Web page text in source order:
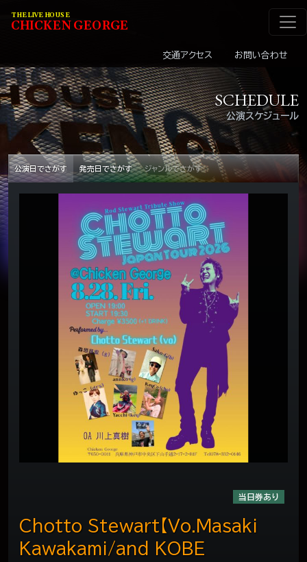
メインナビゲーショ
THE LIVE HOUSE
CHICKENGEORGE
交通アクセス お問い合わせ
公演スケジュール
SCHEDULE
公演日でさがす 発売日でさがす ジャンルでさがす
当日券あり
Chotto Stewart【Vo.Masaki
Kawakami/and KOBE